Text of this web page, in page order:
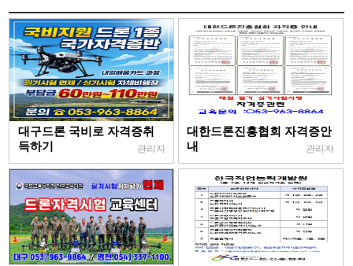
대구드론 국비로 자격증취
득하기
관리자
대한드론진흥협회 자격증안
내
관리자